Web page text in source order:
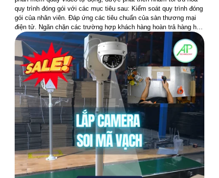
quy trình đóng gói với các mục tiêu sau: Kiểm soát quy trình đóng
gói của nhân viên. Đáp ứng các tiêu chuẩn của sàn thương mại
điện tử. Ngăn chặn các trường hợp khách hàng hoàn trả hàng hóa
không đúng sản phẩm